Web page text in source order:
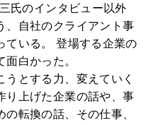
氏のインタビュー以外
、自社のクライアント事
ている。 登場する企業の
白かった。
とする力、変えていく
り上げた企業の話や、事
転換の話、その仕事、